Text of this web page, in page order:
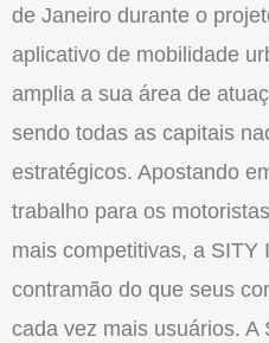
de Janeiro durante o
aplicativo de mobilidade
amplia a sua área de
sendo todas as capitais
estratégicos. Apostando
trabalho para os
mais competitivas, a SITY
contramão do que seus
cada vez mais usuários. A